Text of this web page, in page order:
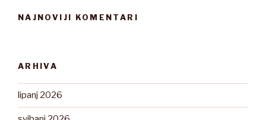
NAJNOVIJI KOMENTARI
ARHIVA
lipanj 2026